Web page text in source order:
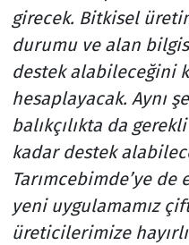
girecek. Bitkisel
durumu ve alan
destek alabileceğini
hesaplayacak. Aynı
balıkçılıkta da
kadar destek
Tarımcebimde’ye
yeni uygulamamız
üreticilerimize